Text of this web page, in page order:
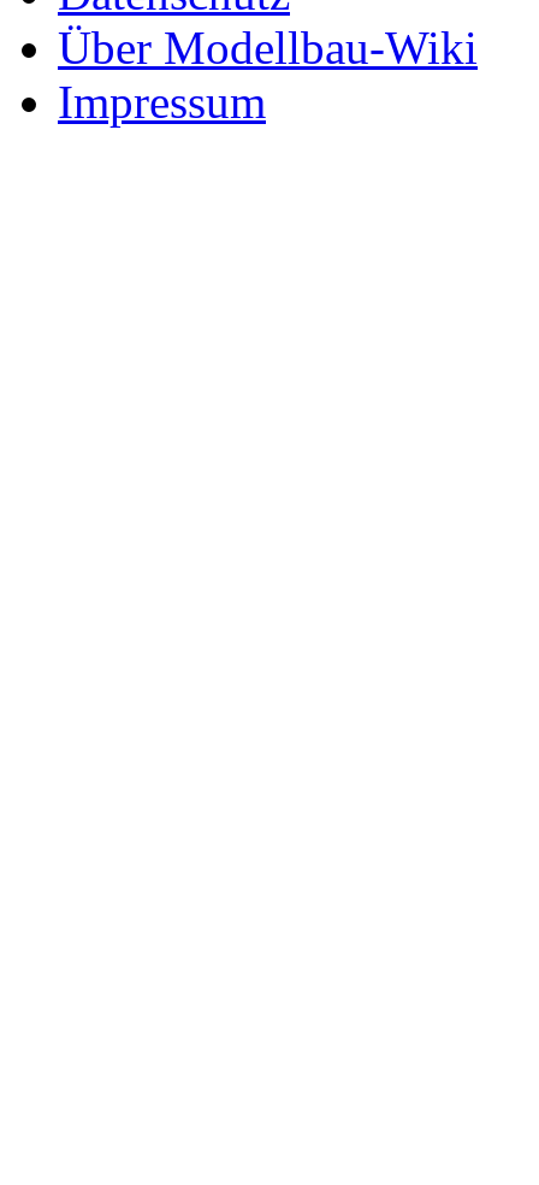
Über Modellbau-Wiki
Impressum